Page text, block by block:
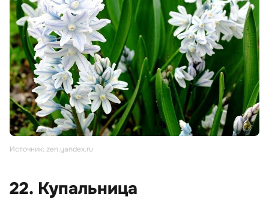
Источник: zen.yandex.ru
22. Купальница